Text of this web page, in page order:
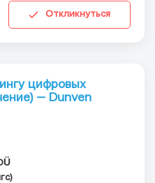
командой в Сапопан, Мексика. 🎯 Кому п...Откликнуться
цифровых
— Dunven